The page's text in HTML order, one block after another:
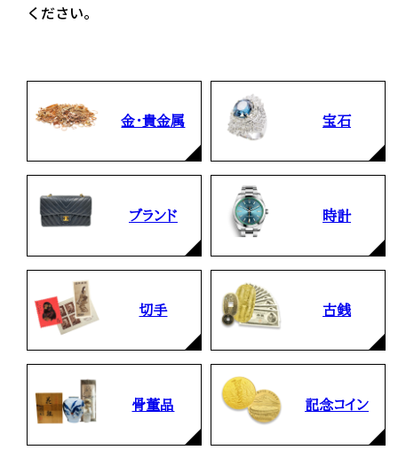
ください。
金・貴金属 宝石
ブランド 時計
切手 古銭
骨董品 記念コイン